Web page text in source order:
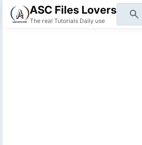
ASC Files Lovers
The real Tutorials Daily use